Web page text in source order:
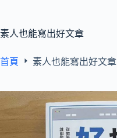
素人也能寫出好文章
首頁 素人也能寫出好文章